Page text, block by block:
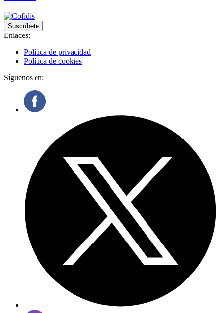
Suscríbete
Enlaces:
Política de privacidad
Política de cookies
Síguenos en: